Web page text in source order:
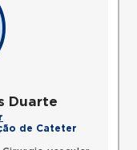
Duarte
de Cateter